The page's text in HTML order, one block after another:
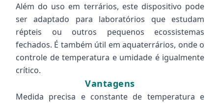
Além do uso em terrários, este dispositivo pode
ser adaptado para laboratórios que estudam
répteis ou outros pequenos ecossistemas
fechados. É também útil em aquaterrários, onde o
controle de temperatura e umidade é igualmente
crítico.
Vantagens
Medida precisa e constante de temperatura e